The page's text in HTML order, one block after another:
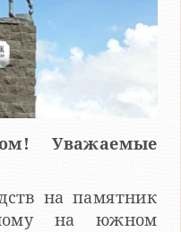
на памятник